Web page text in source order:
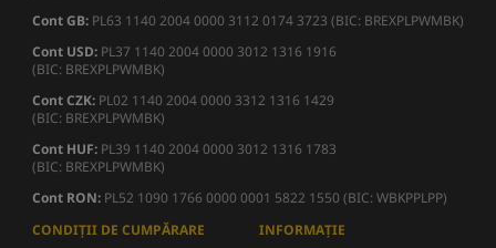
Cont GB: PL63 1140 2004 0000 3112 0174 3723 (BIC: BREXPLPWMBK)
Cont USD: PL37 1140 2004 0000 3012 1316 1916
(BIC: BREXPLPWMBK)
Cont CZK: PL02 1140 2004 0000 3312 1316 1429
(BIC: BREXPLPWMBK)
Cont HUF: PL39 1140 2004 0000 3012 1316 1783
(BIC: BREXPLPWMBK)
Cont RON: PL52 1090 1766 0000 0001 5822 1550 (BIC: WBKPPLPP)
CONDIȚII DE CUMPĂRARE
INFORMAȚIE